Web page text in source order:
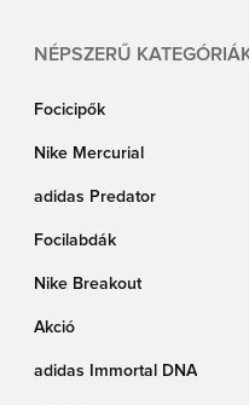
NÉPSZERŰ
Focicipők
Nike Mercurial
adidas Predator
Focilabdák
Nike Breakout
Akció
adidas Immortal DNA